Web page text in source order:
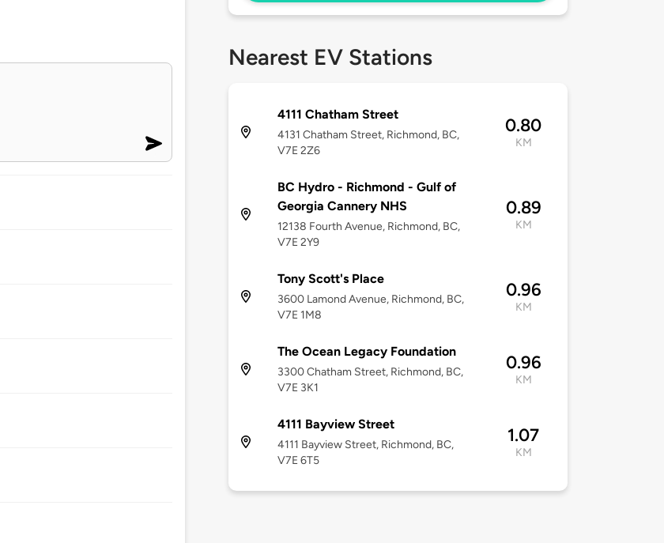
Nearest EV Stations
4111 Chatham Street
4131 Chatham Street, Richmond, BC,
V7E 2Z6
0.80
KM
BC Hydro - Richmond - Gulf of
Georgia Cannery NHS
12138 Fourth Avenue, Richmond, BC,
V7E 2Y9
0.89
KM
Tony Scott's Place
3600 Lamond Avenue, Richmond, BC,
V7E 1M8
0.96
KM
The Ocean Legacy Foundation
3300 Chatham Street, Richmond, BC,
V7E 3K1
0.96
KM
4111 Bayview Street
4111 Bayview Street, Richmond, BC,
V7E 6T5
1.07
KM